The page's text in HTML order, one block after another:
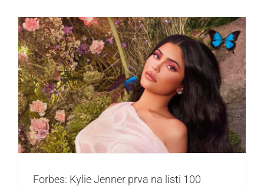
Forbes: Kylie Jenner prva na listi 100 najplaćenijih slavnih
osoba na svetu
Zvezde
Forbes: Kylie Jenner prva na listi 100